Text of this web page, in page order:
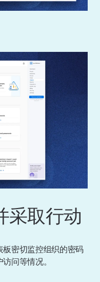
采取行动
密切监控组织的密码
问等情况。